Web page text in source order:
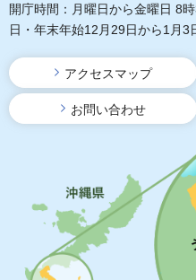
開庁時間：月曜日から金曜日 8
日・年末年始12月29日から1月3
アクセスマップ
お問い合わせ